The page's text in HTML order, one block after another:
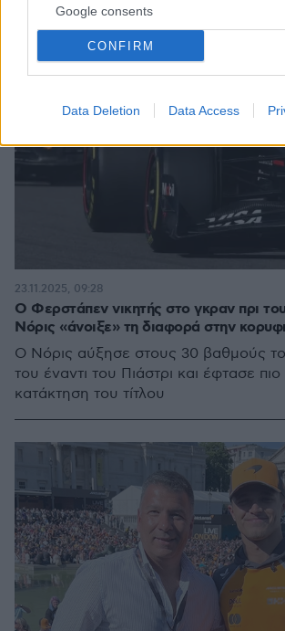
Google consents
CONFIRM
Data Deletion Data Access
Ο Φερστάπεν νικητής στο γκραν πρι
Νόρις «άνοιξε» τη διαφορά στην
Ο Νόρις αύξησε στους 30 βαθμούς
του έναντι του Πιάστρι και έφτασε
κατάκτηση του τίτλου
23.11.2025, 09:28